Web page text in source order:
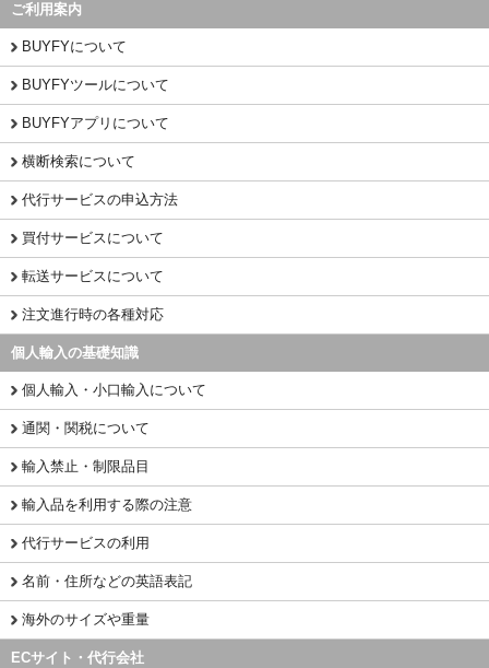
ご利用案内
BUYFYについて
BUYFYツールについて
BUYFYアプリについて
横断検索について
代行サービスの申込方法
買付サービスについて
転送サービスについて
注文進行時の各種対応
個人輸入の基礎知識
個人輸入・小口輸入について
通関・関税について
輸入禁止・制限品目
輸入品を利用する際の注意
代行サービスの利用
名前・住所などの英語表記
海外のサイズや重量
ECサイト・代行会社